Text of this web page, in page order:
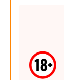
26